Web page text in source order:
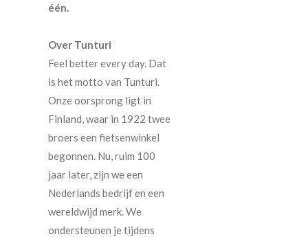
één.
Over Tunturi
Feel better every day. Dat
is het motto van Tunturi.
Onze oorsprong ligt in
Finland, waar in 1922 twee
broers een fietsenwinkel
begonnen. Nu, ruim 100
jaar later, zijn we een
Nederlands bedrijf en een
wereldwijd merk. We
ondersteunen je tijdens